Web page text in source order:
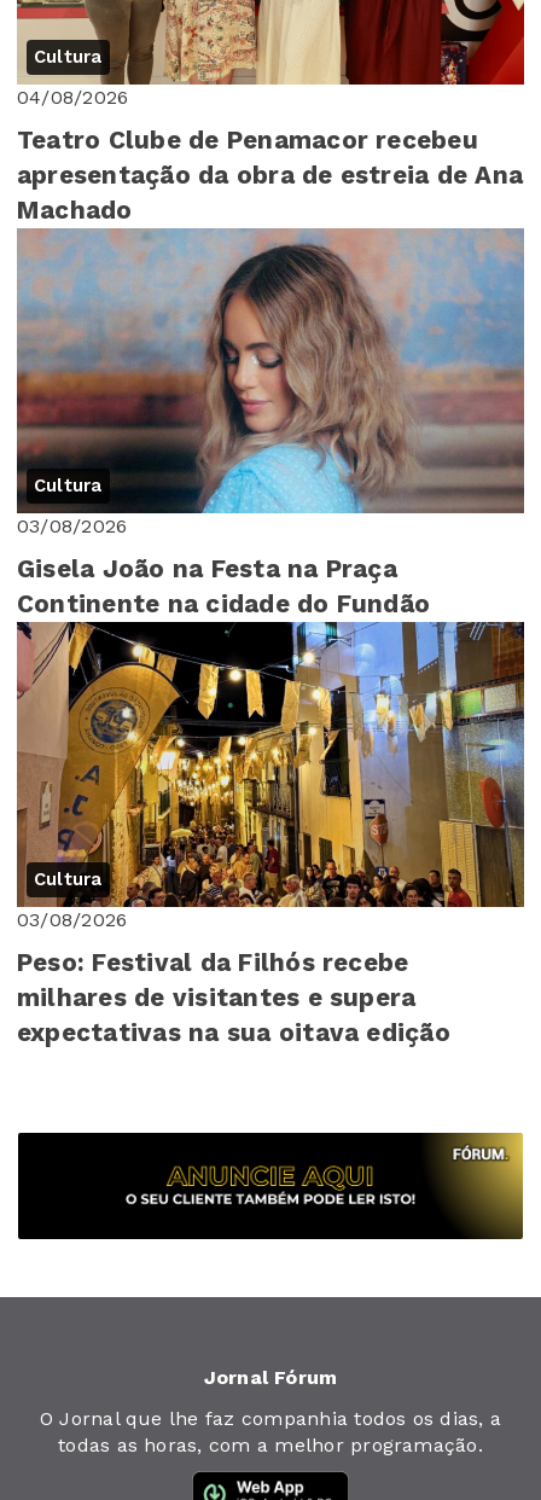
Cultura
04/08/2026
Teatro Clube de Penamacor recebeu
apresentação da obra de estreia de Ana
Machado
Cultura
03/08/2026
Gisela João na Festa na Praça
Continente na cidade do Fundão
Cultura
03/08/2026
Peso: Festival da Filhós recebe
milhares de visitantes e supera
expectativas na sua oitava edição
Jornal Fórum
O Jornal que lhe faz companhia todos os dias, a
todas as horas, com a melhor programação.